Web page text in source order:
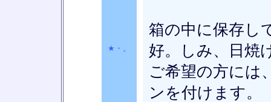
箱の中に保存し
好。しみ、日焼
ご希望の方には
ンを付けます。
★・。